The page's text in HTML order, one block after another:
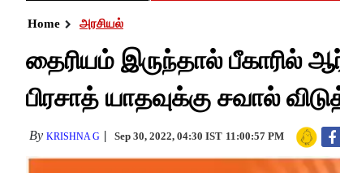
Home அரசியல்
தைரியம் இருந்தால் பீகாரில்
பிரசாத் யாதவுக்கு சவால்
By KRISHNA G Sep 30, 2022, 04:30 IST 11:00:57 PM